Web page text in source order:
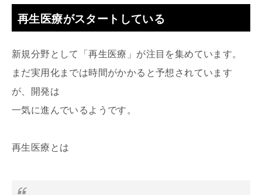
再生医療がスタートしている
新規分野として「再生医療」が注目を集めています。
まだ実用化までは時間がかかると予想されています
が、開発は
一気に進んでいるようです。
再生医療とは